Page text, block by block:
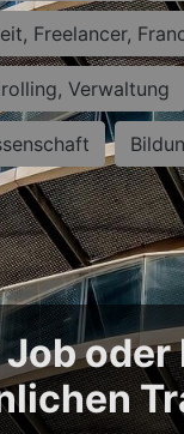
Freelancer,
Verwaltung